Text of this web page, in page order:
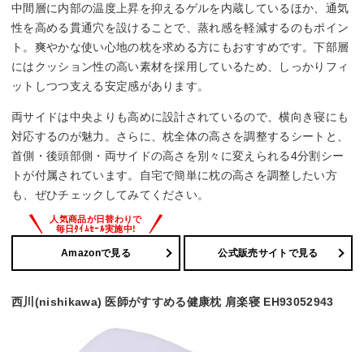
中間層に内部の温度上昇を抑えるゲルを内蔵しているほか、通気
性を高める貫通穴を設けることで、蒸れ感を軽減するのもポイン
ト。爽やかな使い心地の枕を求める方にもおすすめです。下部層
にはクッション性の高い素材を採用しているため、しっかりフィ
ットしつつ支える安定感があります。
両サイドは中央よりも高めに設計されているので、横向き寝にも
対応するのが魅力。さらに、枕全体の高さを調整するシートと、
首側・後頭部側・両サイドの高さを別々に変えられる4分割シー
トが付属されています。自宅で簡単に枕の高さを調整したい方
も、ぜひチェックしてみてください。
Amazonで見る 公式販売サイトで見る
西川(nishikawa) 医師がすすめる健康枕 肩楽寝 EH93052943